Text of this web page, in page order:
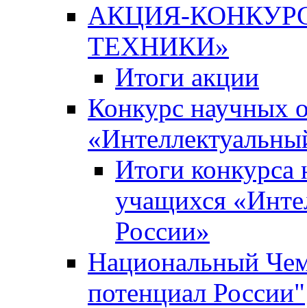
АКЦИЯ-
ТЕХНИКИ»
Итоги акции
Конкурс научных
Итоги
учащихся
России»
Национальный
потенциал России"